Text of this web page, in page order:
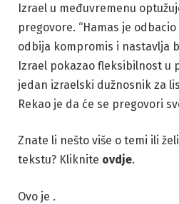
Izrael u međuvremenu
pregovore. “Hamas je
odbija kompromis i nastavlja
Izrael pokazao fleksibilnost u
jedan izraelski dužnosnik za
Rekao je da će se pregovori
Znate li nešto više o temi ili
tekstu? Kliknite ovdje.
Ovo je .